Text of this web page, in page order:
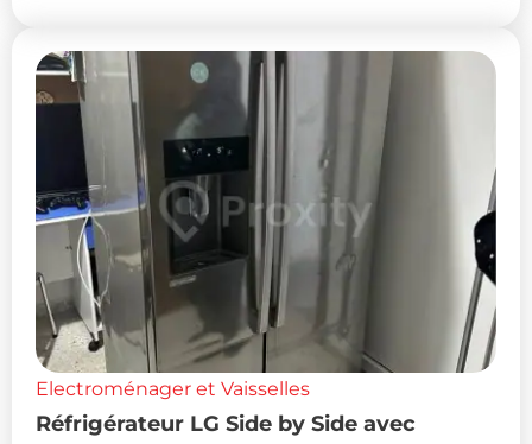
Electroménager et Vaisselles
Réfrigérateur LG Side by Side avec